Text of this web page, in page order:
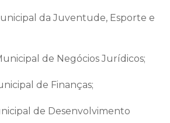
da Juventude, Esporte e
de Negócios Jurídicos;
de Finanças;
de Desenvolvimento